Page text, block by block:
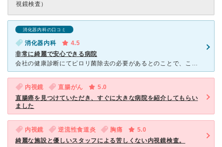
視鏡検査）
消化器内科の口コミ
消化器内科
4.5
非常に綺麗で安心できる病院
会社の健康診断にてピロリ菌除去の必要があるとのことで、こちらの病院を受診しました。人生で初めての胃カメラのため不安である旨を伝えたところ、麻酔を勧めていただき、全く痛みを伴うことなく検査を終えることが
内視鏡 直腸がん
5.0
直腸癌を見つけていただき、すぐに大きな病院を紹介してもらい
ました
内視鏡 逆流性食道炎 胸痛
5.0
綺麗な施設と優しいスタッフによる苦しくない内視鏡検査。